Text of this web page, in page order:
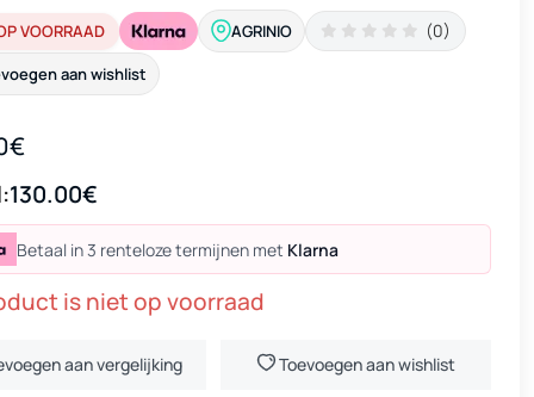
VOORRAAD AGRINIO (0)
aan wishlist
130.00€
Betaal in 3 renteloze termijnen met Klarna
is niet op voorraad
aan vergelijking Toevoegen aan wishlist